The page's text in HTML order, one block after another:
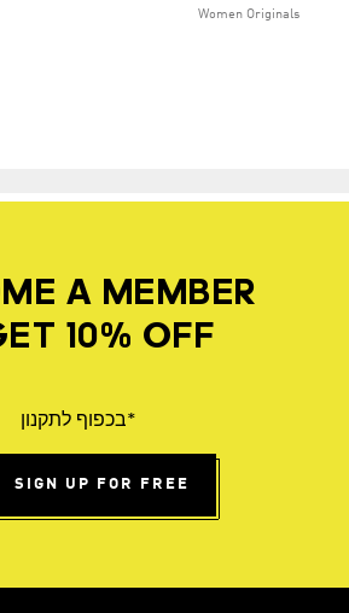
Women Originals
A MEMBER
10% OFF
*בכפוף לתקנון
SIGN UP FOR FREE